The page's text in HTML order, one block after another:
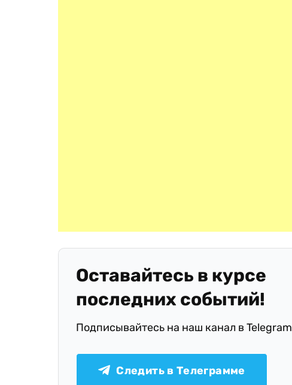
Оставайтесь в курсе
последних событий!
Подписывайтесь на наш канал в Telegram
Следить в Телеграмме